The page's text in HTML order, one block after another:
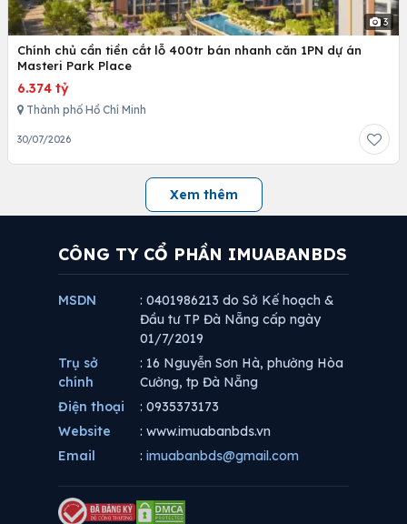
3
Chính chủ cần tiền cắt lỗ 400tr bán nhanh căn 1PN dự án
Masteri Park Place
6.374 tỷ
Thành phố Hồ Chí Minh
30/07/2026
Xem thêm
CÔNG TY CỔ PHẦN IMUABANBDS
MSDN
: 0401986213 do Sở Kế hoạch &
Đầu tư TP Đà Nẵng cấp ngày
01/7/2019
Trụ sở
chính
: 16 Nguyễn Sơn Hà, phường Hòa
Cường, tp Đà Nẵng
Điện thoại
: 0935373173
Website
: www.imuabanbds.vn
Email
: imuabanbds@gmail.com